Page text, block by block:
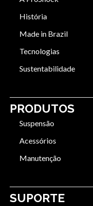
História
Made in Brazil
Tecnologias
Sustentabilidade
PRODUTOS
Suspensão
Acessórios
Manutenção
SUPORTE